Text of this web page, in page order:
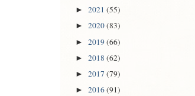
► 2021 (55)
► 2020(83)
► 2019(66)
► 2018 (62)
► 2017 (79)
► 2016(91)